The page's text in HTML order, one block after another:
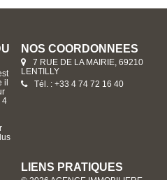
il
4
NOS COORDONNÉES
7 RUE DE LA MAIRIE, 69210
LENTILLY
Tél. : +33 4 74 72 16 40
LIENS PRATIQUES